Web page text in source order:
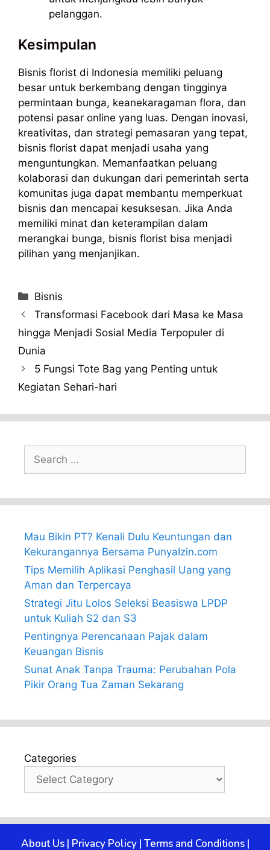
pelanggan.
Kesimpulan
Bisnis florist di Indonesia memiliki peluang
besar untuk berkembang dengan tingginya
permintaan bunga, keanekaragaman flora, dan
potensi pasar online yang luas. Dengan inovasi,
kreativitas, dan strategi pemasaran yang tepat,
bisnis florist dapat menjadi usaha yang
menguntungkan. Memanfaatkan peluang
kolaborasi dan dukungan dari pemerintah serta
komunitas juga dapat membantu memperkuat
bisnis dan mencapai kesuksesan. Jika Anda
memiliki minat dan keterampilan dalam
merangkai bunga, bisnis florist bisa menjadi
pilihan yang menjanjikan.
Categories
Bisnis
Transformasi Facebook dari Masa ke Masa
hingga Menjadi Sosial Media Terpopuler di
Dunia
5 Fungsi Tote Bag yang Penting untuk
Kegiatan Sehari-hari
for:
Mau Bikin PT? Kenali Dulu Keuntungan dan
Kekurangannya Bersama PunyaIzin.com
Tips Memilih Aplikasi Penghasil Uang yang
Aman dan Terpercaya
Strategi Jitu Lolos Seleksi Beasiswa LPDP
untuk Kuliah S2 dan S3
Pentingnya Perencanaan Pajak dalam
Keuangan Bisnis
Sunat Anak Tanpa Trauma: Perubahan Pola
Pikir Orang Tua Zaman Sekarang
Categories
About Us| Privacy Policy| Terms and Conditions|